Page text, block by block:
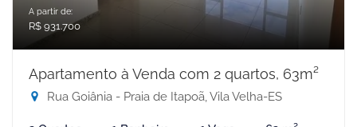
A partir de:
R$ 931.700
Apartamento à Venda com 2 quartos, 63m²
Rua Goiânia - Praia de Itapoã, Vila Velha-ES